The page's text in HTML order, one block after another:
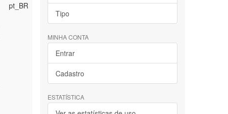
pt_BR
Tipo
MINHA CONTA
Entrar
Cadastro
ESTATÍSTICA